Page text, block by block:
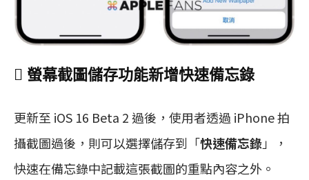
 螢幕截圖儲存功能新增快速備忘錄
更新至 iOS 16 Beta 2 過後，使用者透過 iPhone 拍
攝截圖過後，則可以選擇儲存到「快速備忘錄」，
快速在備忘錄中記載這張截圖的重點內容之外。